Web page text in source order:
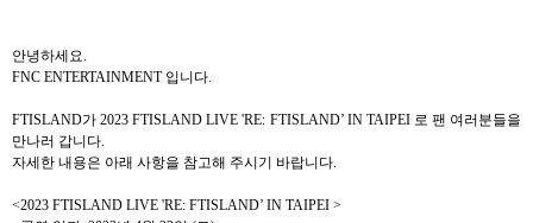
안녕하세요.
FNC ENTERTAINMENT 입니다.
FTISLAND가2023 FTISLAND LIVE 'RE: FTISLAND’ IN TAIPEI 로 팬 여러분들을
만나러 갑니다.
자세한 내용은 아래 사항을 참고해 주시기 바랍니다.
<2023 FTISLAND LIVE 'RE: FTISLAND’ IN TAIPEI >